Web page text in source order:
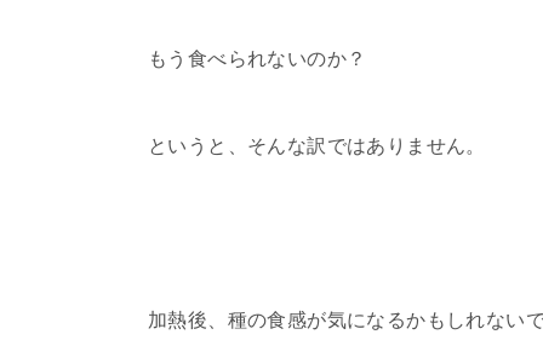
もう食べられないのか？
というと、そんな訳ではありません。
加熱後、種の食感が気になるかもしれないで